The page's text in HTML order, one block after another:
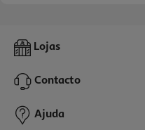
Figura Asterix Nova Edição -
49,99 €
Lojas
Contacto
Ajuda